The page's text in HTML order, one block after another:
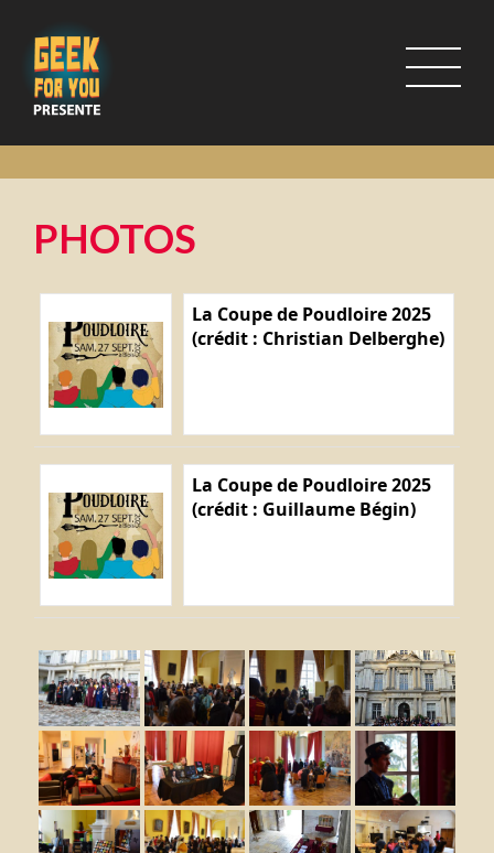
PHOTOS
La Coupe de Poudloire 2025
(crédit : Christian Delberghe)
La Coupe de Poudloire 2025
(crédit : Guillaume Bégin)